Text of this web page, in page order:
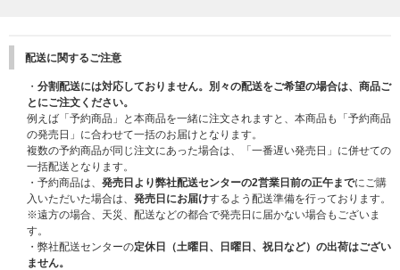
Aぇ You Ready？
Hello
［ENCORE］しあわせもん。
Disc-2(初回盤）：特典映像Blu-ray/DVD共通
・Aぇ! groupのほんまのDNAを見せろ！罰ゲームタイム！未公開特
別編
配送に関するご注意
・ 分割配送には対応しておりません。別々の配送をご希望の場合は、商品ご
とにご注文ください。
例えば「予約商品」と本商品を一緒に注文されますと、本商品も「予約商品
の発売日」に合わせて一括のお届けとなります。
複数の予約商品が同じ注文にあった場合は、「一番遅い発売日」に併せての
一括配送となります。
・予約商品は、 発売日より弊社配送センターの2営業日前の正午までにご購
入いただいた場合は、 発売日にお届けするよう配送準備を行っております。
※遠方の場合、天災、配送などの都合で発売日に届かない場合もございま
す。
・弊社配送センターの定休日（土曜日、日曜日、祝日など）の出荷はござい
ません。